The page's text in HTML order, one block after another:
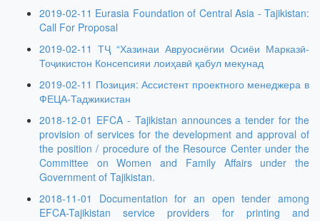
2019-02-11 Eurasia Foundation of Central Asia - Tajikistan:
Call For Proposal
2019-02-11 ТҶ “Хазинаи Авруосиёгии Осиёи Марказӣ-
Тоҷикистон Консепсияи лоиҳавӣ қабул мекунад
2019-02-11 Позиция: Ассистент проектного менеджера в
ФЕЦА-Таджикистан
2018-12-01 EFCA - Tajikistan announces a tender for the
provision of services for the development and approval of
the position / procedure of the Resource Center under the
Committee on Women and Family Affairs under the
Government of Tajikistan.
2018-11-01 Documentation for an open tender among
EFCA-Tajikistan service providers for printing and